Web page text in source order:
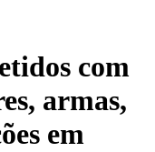
com
armas,
em